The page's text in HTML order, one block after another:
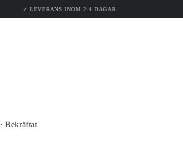
✓ LEVERANS INOM 2-4 DAGAR
KOLLEKTIONER INSPIRATION